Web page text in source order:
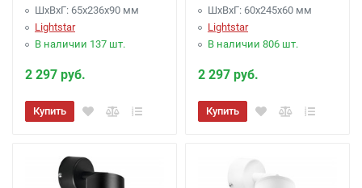
ШхВхГ: 65x236x90 мм
Lightstar
В наличии 137 шт.
2 297 руб.
Купить
ШхВхГ: 60x245x60 мм
Lightstar
В наличии 806 шт.
2 297 руб.
Купить